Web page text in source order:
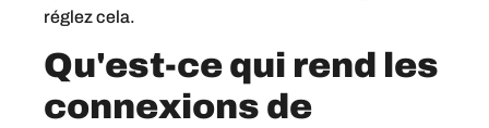
réglez cela.
Qu'est-ce qui rend les
connexions de